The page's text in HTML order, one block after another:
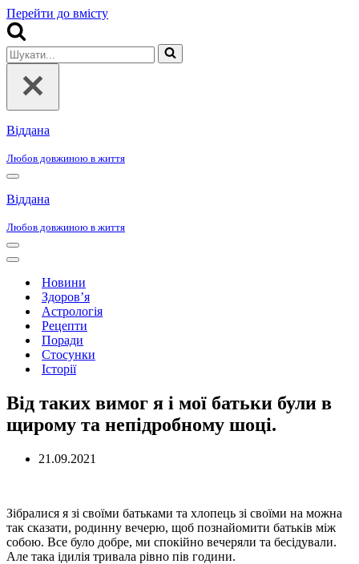
Перейти до вмісту
Шукати...
Віддана
Любов довжиною в життя
Меню
навігації
Віддана
Любов довжиною в життя
Меню
навігації
Меню
навігаціїНовини
Здоров’я
Астрологія
Рецепти
Поради
Стосунки
Історії
Від таких вимог я і мої батьки були в
щирому та непідробному шоці.
21.09.2021
Зібралися я зі своїми батьками та хлопець зі своїми на можна
так сказати, родинну вечерю, щоб познайомити батьків між
собою. Все було добре, ми спокійно вечеряли та бесідували.
Але така ідилія тривала рівно пів години.